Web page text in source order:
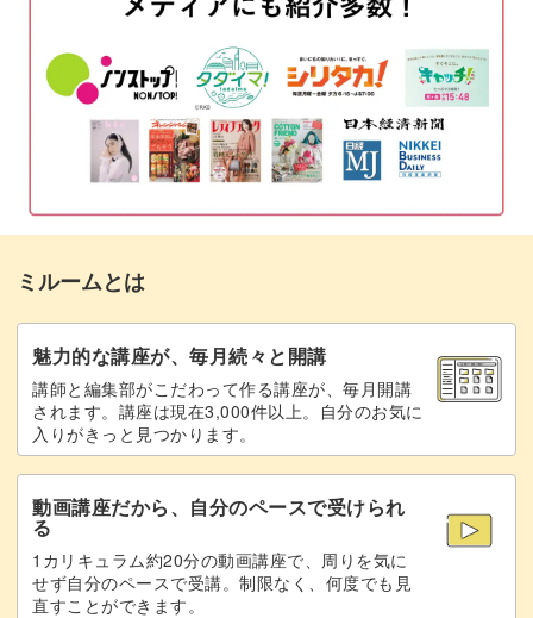
スポンジに焼き色をつける
茎を作る 14:03
葉っぱを作る
茎に葉っぱを接着する
クレイを重ねてクリームを塗る 19:39
ケーキにツヤを出す
フルーツをトッピングする
完成♪ 28:52
ミルームとは
魅力的な講座が、毎月続々と開講
講師と編集部がこだわって作る講座が、毎月開講
されます。講座は現在3,000件以上。自分のお気に
入りがきっと見つかります。
動画講座だから、自分のペースで受けられ
る
1カリキュラム約20分の動画講座で、周りを気に
せず自分のペースで受講。制限なく、何度でも見
直すことができます。